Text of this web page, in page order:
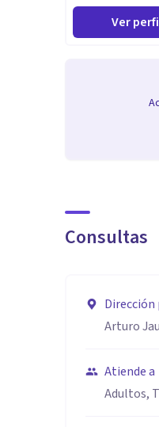
Ver
Consultas
Arturo
Atiende a
Adultos,